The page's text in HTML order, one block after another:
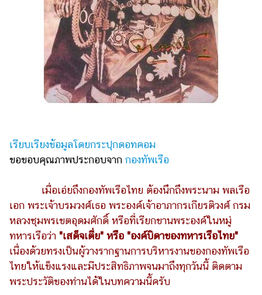
สุขภาพ
สูตร
อาหาร
ช้อป
ปิ้ง
รถยนต์
บ้าน
และ
เรียบเรียงข้อมูลโดยกระปุกดอทคอม
ขอขอบคุณภาพประกอบจาก กองทัพเรือ
เมื่อเอ่ยถึงกองทัพเรือไทย ต้องนึกถึงพระนาม พลเรือ
เอก พระเจ้าบรมวงศ์เธอ พระองค์เจ้าอาภากรเกียรติวงศ์ กรม
หลวงชุมพรเขตอุดมศักดิ์ หรือที่เรียกขานพระองค์ในหมู่
ทหารเรือว่า "เสด็จเตี่ย" หรือ "องค์บิดาของทหารเรือไทย"
เนื่องด้วยทรงเป็นผู้วางรากฐานการบริหารงานของกองทัพเรือ
ไทยให้แข็งแรงและมีประสิทธิภาพจนมาถึงทุกวันนี้ ติดตาม
พระประวัติของท่านได้ในบทความนี้ครับ